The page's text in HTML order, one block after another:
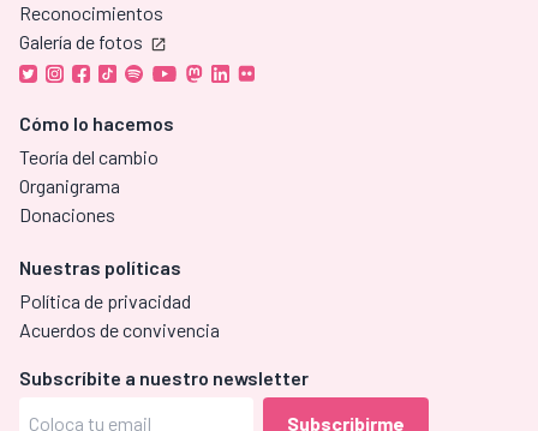
Reconocimientos
Galería de fotos
Cómo lo hacemos
Teoría del cambio
Organigrama
Donaciones
Nuestras políticas
Política de privacidad
Acuerdos de convivencia
Subscríbite a nuestro newsletter